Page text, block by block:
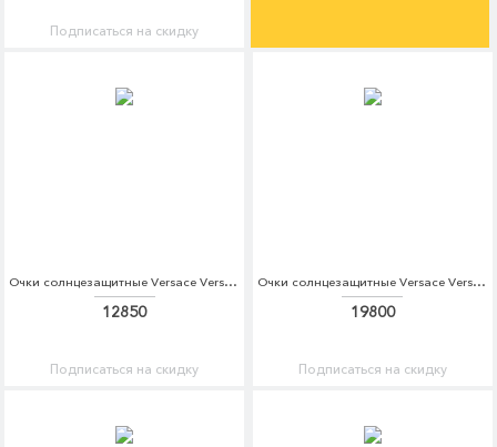
Подписаться на скидку
Очки солнцезащитные Versace Versace VE110DWDBDS7
12850
Подписаться на скидку
Очки солнцезащитные Versace Versace VE110DWDBDT9
19800
Подписаться на скидку